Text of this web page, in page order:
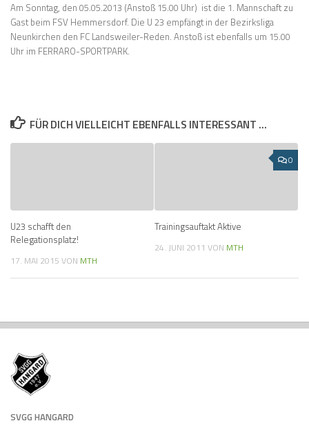
Am Sonntag, den 05.05.2013 (Anstoß 15.00 Uhr) ist die 1. Mannschaft zu
Gast beim FSV Hemmersdorf. Die U 23 empfängt in der Bezirksliga
Neunkirchen den FC Landsweiler-Reden. Anstoß ist ebenfalls um 15.00
Uhr im FERRARO-SPORTPARK.
FÜR DICH VIELLEICHT EBENFALLS INTERESSANT …
U23 schafft den
Relegationsplatz!
17. MAI 2015 VON MTH
0
Trainingsauftakt Aktive
24. JUNI 2011 VON MTH
SVGG HANGARD